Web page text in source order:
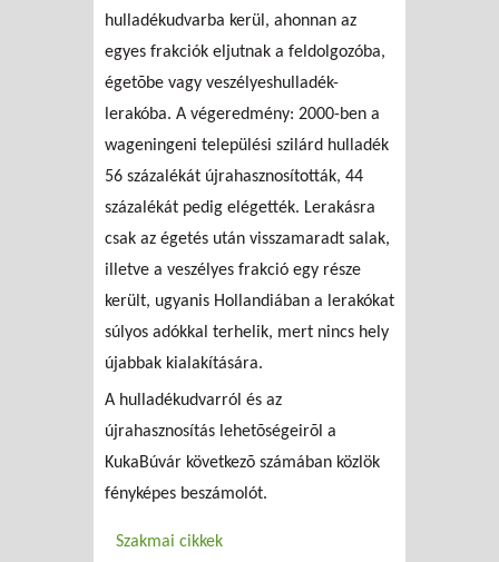
hulladékudvarba kerül, ahonnan az
egyes frakciók eljutnak a feldolgozóba,
égetõbe vagy veszélyeshulladék-
lerakóba. A végeredmény: 2000-ben a
wageningeni települési szilárd hulladék
56 százalékát újrahasznosították, 44
százalékát pedig elégették. Lerakásra
csak az égetés után visszamaradt salak,
illetve a veszélyes frakció egy része
került, ugyanis Hollandiában a lerakókat
súlyos adókkal terhelik, mert nincs hely
újabbak kialakítására.
A hulladékudvarról és az
újrahasznosítás lehetõségeirõl a
KukaBúvár következõ számában közlök
fényképes beszámolót.
Szakmai cikkek